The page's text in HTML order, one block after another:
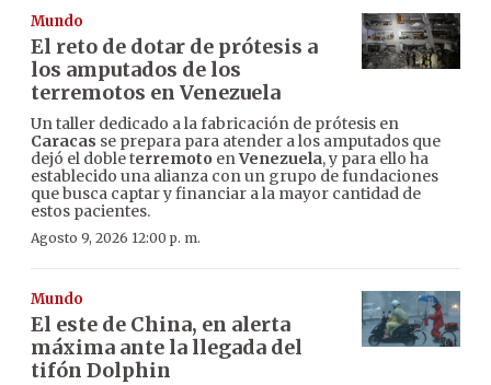
Mundo
El reto de dotar de prótesis a
los amputados de los
terremotos en Venezuela
Un taller dedicado a la fabricación de prótesis en
Caracas se prepara para atender a los amputados que
dejó el doble terremoto enVenezuela, y para ello ha
establecido una alianza con un grupo de fundaciones
que busca captar y financiar a la mayor cantidad de
estos pacientes.
Agosto 9, 2026 12:00 p. m.
Mundo
El este de China, en alerta
máxima ante la llegada del
tifón Dolphin